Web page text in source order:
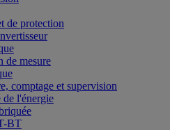
de protection
de mesure
comptage et supervision
de l'énergie
BT